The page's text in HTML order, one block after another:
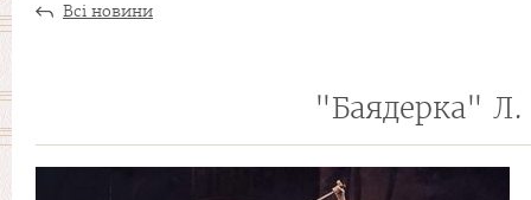
Всі новини
"Баядерка" Л.